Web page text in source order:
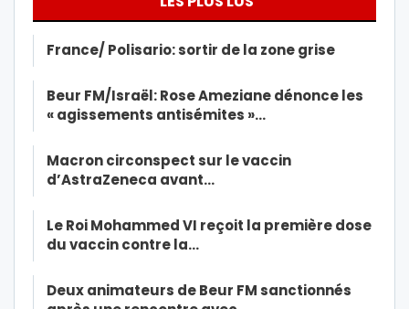
France/ Polisario: sortir de la zone grise
Beur FM/Israël: Rose Ameziane dénonce les
« agissements antisémites »…
Macron circonspect sur le vaccin
d’AstraZeneca avant…
Le Roi Mohammed VI reçoit la première dose
du vaccin contre la…
Deux animateurs de Beur FM sanctionnés